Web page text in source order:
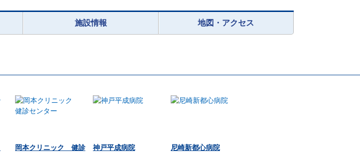
施設情報 地図・アクセス
岡本クリニック 健診
神戸平成病院 尼崎新都心病院